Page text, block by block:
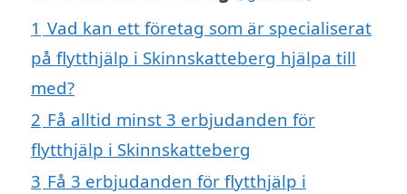
1 Vad kan ett företag som är specialiserat
på flytthjälp i Skinnskatteberg hjälpa till
med?
2 Få alltid minst 3 erbjudanden för
flytthjälp i Skinnskatteberg
3 Få 3 erbjudanden för flytthjälp i